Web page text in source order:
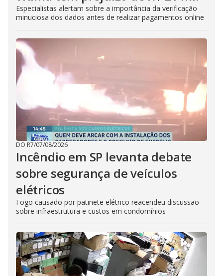
Especialistas alertam sobre a importância da verificação
minuciosa dos dados antes de realizar pagamentos online
DO R7/07/08/2026
Incêndio em SP levanta debate
sobre segurança de veículos
elétricos
Fogo causado por patinete elétrico reacendeu discussão
sobre infraestrutura e custos em condomínios